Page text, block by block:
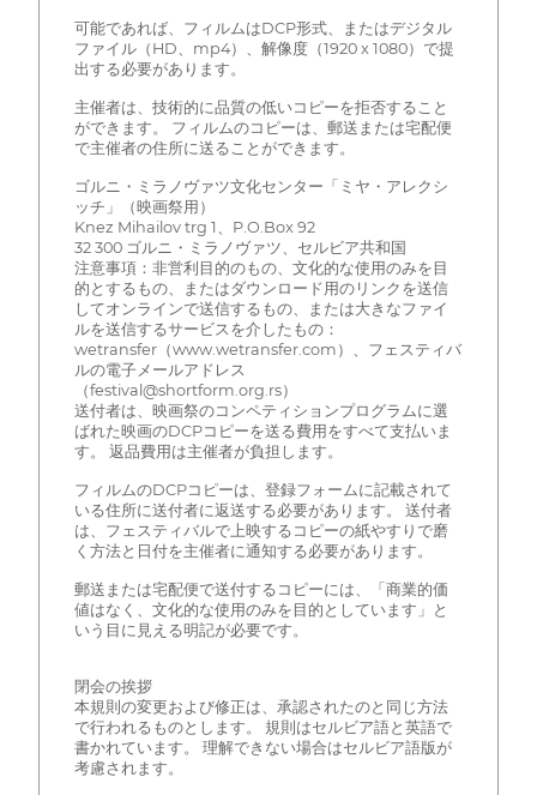
可能であれば、フィルムはDCP形式、またはデジタル
ファイル（HD、mp4）、解像度（1920 x 1080）で提
出する必要があります。
主催者は、技術的に品質の低いコピーを拒否すること
ができます。 フィルムのコピーは、郵送または宅配便
で主催者の住所に送ることができます。
ゴルニ・ミラノヴァツ文化センター「ミヤ・アレクシ
ッチ」（映画祭用）
Knez Mihailov trg 1、P.O.Box 92
32 300 ゴルニ・ミラノヴァツ、セルビア共和国
注意事項：非営利目的のもの、文化的な使用のみを目
的とするもの、またはダウンロード用のリンクを送信
してオンラインで送信するもの、または大きなファイ
ルを送信するサービスを介したもの：
wetransfer（www.wetransfer.com）、フェスティバ
ルの電子メールアドレス
（festival@shortform.org.rs）
送付者は、映画祭のコンペティションプログラムに選
ばれた映画のDCPコピーを送る費用をすべて支払いま
す。 返品費用は主催者が負担します。
フィルムのDCPコピーは、登録フォームに記載されて
いる住所に送付者に返送する必要があります。 送付者
は、フェスティバルで上映するコピーの紙やすりで磨
く方法と日付を主催者に通知する必要があります。
郵送または宅配便で送付するコピーには、「商業的価
値はなく、文化的な使用のみを目的としています」と
いう目に見える明記が必要です。
閉会の挨拶
本規則の変更および修正は、承認されたのと同じ方法
で行われるものとします。 規則はセルビア語と英語で
書かれています。 理解できない場合はセルビア語版が
考慮されます。